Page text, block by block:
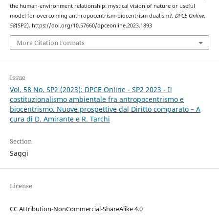
the human-environment relationship: mystical vision of nature or useful
model for overcoming anthropocentrism-biocentrism dualism?. DPCE Online,
58(SP2). https://doi.org/10.57660/dpceonline.2023.1893
More Citation Formats
Issue
Vol. 58 No. SP2 (2023): DPCE Online - SP2 2023 - Il
costituzionalismo ambientale fra antropocentrismo e
biocentrismo. Nuove prospettive dal Diritto comparato – A
cura di D. Amirante e R. Tarchi
Section
Saggi
License
CC Attribution-NonCommercial-ShareAlike 4.0